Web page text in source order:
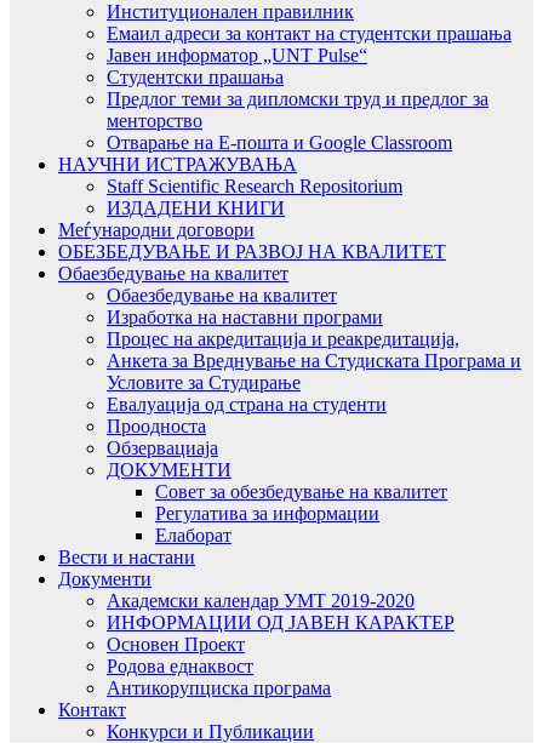
Институционален правилник
Емаил адреси за контакт на студентски прашања
Јавен информатор „UNT Pulse“
Студентски прашања
Предлог теми за дипломски труд и предлог за
менторство
Отварање на Е-пошта и Google Classroom
НАУЧНИ ИСТРАЖУВАЊА
Staff Scientific Research Repositorium
ИЗДАДЕНИ КНИГИ
Меѓународни договори
ОБЕЗБЕДУВАЊЕ И РАЗВОЈ НА КВАЛИТЕТ
Обаезбедување на квалитет
Обаезбедување на квалитет
Изработка на наставни програми
Процес на акредитација и реакредитација,
Анкета за Вреднување на Студиската Програма и
Условите за Студирање
Евалуација од страна на студенти
Проодноста
Обзервациаја
ДОКУМЕНТИ
Совет за обезбедување на квалитет
Регулатива за информации
Елаборат
Вести и настани
Документи
Академски календар УМТ 2019-2020
ИНФОРМАЦИИ ОД ЈАВЕН КАРАКТЕР
Основен Проект
Родова еднаквост
Антикорупциска програма
Контакт
Конкурси и Публикации